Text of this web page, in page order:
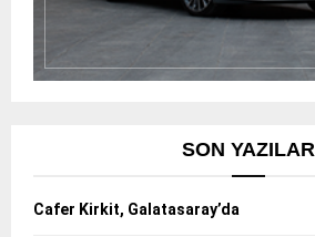
SON YAZILAR
Cafer Kirkit, Galatasaray’da